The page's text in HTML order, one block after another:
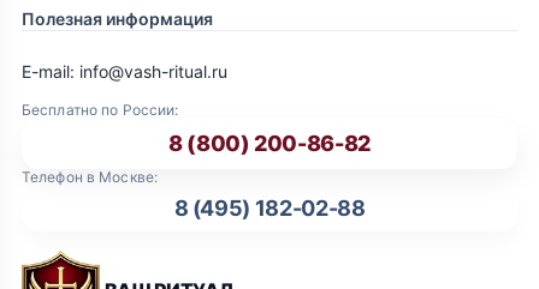
Полезная информация
Бесплатно по России:
8 (800) 200-86-82
Телефон в Москве:
8 (495) 182-02-88
E-mail: info@vash-ritual.ru